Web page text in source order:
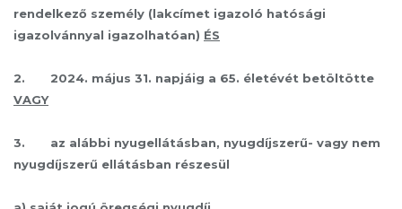
rendelkező személy (lakcímet igazoló hatósági
igazolvánnyal igazolhatóan) ÉS
2. 2024. május 31. napjáig a 65. életévét betöltötte
VAGY
3. az alábbi nyugellátásban, nyugdíjszerű- vagy nem
nyugdíjszerű ellátásban részesül